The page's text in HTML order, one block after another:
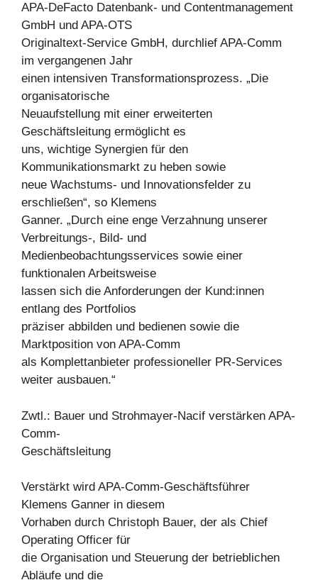
APA-DeFacto Datenbank- und Contentmanagement
GmbH und APA-OTS
Originaltext-Service GmbH, durchlief APA-Comm
im vergangenen Jahr
einen intensiven Transformationsprozess. „Die
organisatorische
Neuaufstellung mit einer erweiterten
Geschäftsleitung ermöglicht es
uns, wichtige Synergien für den
Kommunikationsmarkt zu heben sowie
neue Wachstums- und Innovationsfelder zu
erschließen“, so Klemens
Ganner. „Durch eine enge Verzahnung unserer
Verbreitungs-, Bild- und
Medienbeobachtungsservices sowie einer
funktionalen Arbeitsweise
lassen sich die Anforderungen der Kund:innen
entlang des Portfolios
präziser abbilden und bedienen sowie die
Marktposition von APA-Comm
als Komplettanbieter professioneller PR-Services
weiter ausbauen.“
Zwtl.: Bauer und Strohmayer-Nacif verstärken APA-
Comm-
Geschäftsleitung
Verstärkt wird APA-Comm-Geschäftsführer
Klemens Ganner in diesem
Vorhaben durch Christoph Bauer, der als Chief
Operating Officer für
die Organisation und Steuerung der betrieblichen
Abläufe und die